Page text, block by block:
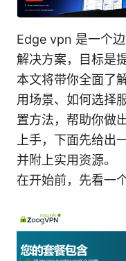
Edge vpn 是一个
解决方案，目标是
本文将带你全面了
用场景、如何选择
置方法，帮助你做
上手，下面先给出
并附上实用资源。
在开始前，先看一